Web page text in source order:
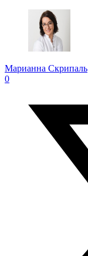
Марианна Скрипаль
0